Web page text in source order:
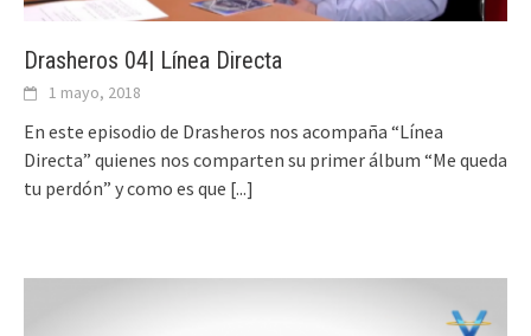
Drasheros 04| Línea Directa
1 mayo, 2018
En este episodio de Drasheros nos acompaña “Línea
Directa” quienes nos comparten su primer álbum “Me queda
tu perdón” y como es que [...]